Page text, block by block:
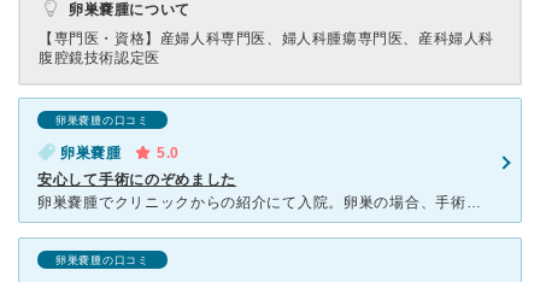
卵巣嚢腫について
【専門医・資格】 産婦人科専門医、婦人科腫瘍専門医、産科婦人科
腹腔鏡技術認定医
卵巣嚢腫の口コミ
卵巣嚢腫
5.0
安心して手術にのぞめました
卵巣嚢腫でクリニックからの紹介にて入院。卵巣の場合、手術してからでないと良性か悪性かの判断がつかないとのことでしたが、担当医の説明も丁寧で信頼できました。病棟の看護師さんはどの方も優しく、安心して手術
卵巣嚢腫の口コミ